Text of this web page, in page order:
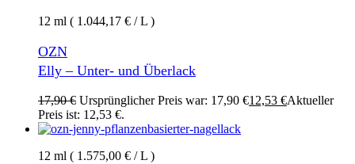
12 ml ( 1.044,17 € / L )
OZN
Elly – Unter- und Überlack
17,90€ Ursprünglicher Preis war: 17,90 €12,53 €Aktueller
Preis ist: 12,53 €.
12 ml ( 1.575,00 € / L )